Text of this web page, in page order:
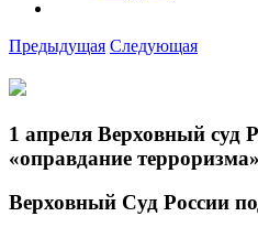
Предыдущая Следующая
1 апреля Верховный суд
«оправдание
Верховный Суд России